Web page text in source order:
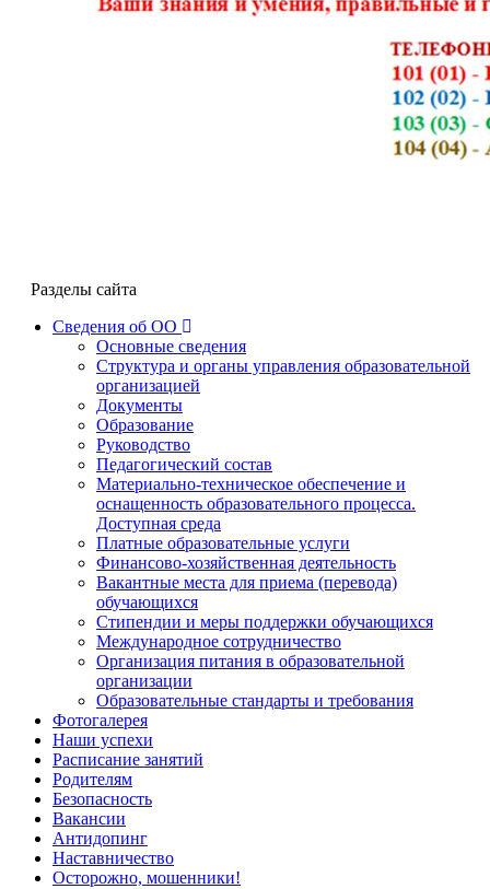
Разделы сайта
Сведения об ОО
Основные сведения
Структура и органы управления образовательной
организацией
Документы
Образование
Руководство
Педагогический состав
Материально-техническое обеспечение и
оснащенность образовательного процесса.
Доступная среда
Платные образовательные услуги
Финансово-хозяйственная деятельность
Вакантные места для приема (перевода)
обучающихся
Стипендии и меры поддержки обучающихся
Международное сотрудничество
Организация питания в образовательной
организации
Образовательные стандарты и требования
Фотогалерея
Наши успехи
Расписание занятий
Родителям
Безопасность
Вакансии
Антидопинг
Наставничество
Осторожно, мошенники!